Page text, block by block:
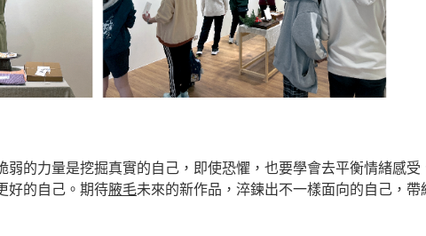
弱的力量是挖掘真實的自己，即使恐懼，也要學會去平衡情緒感受
好的自己。期待腋毛未來的新作品，淬鍊出不一樣面向的自己，帶